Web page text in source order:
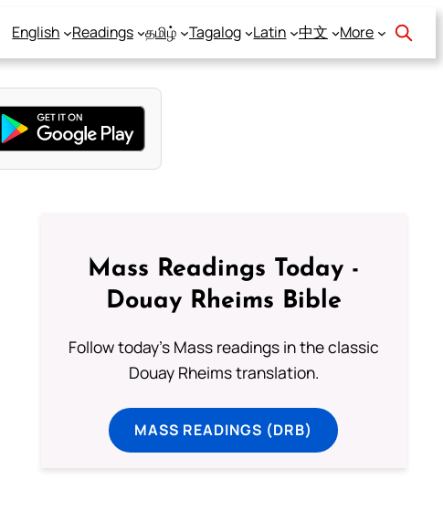
English Readings தமிழ் Tagalog Latin 中文 More
Mass Readings Today -
Douay Rheims Bible
Follow today's Mass readings in the classic
Douay Rheims translation.
MASS READINGS (DRB)